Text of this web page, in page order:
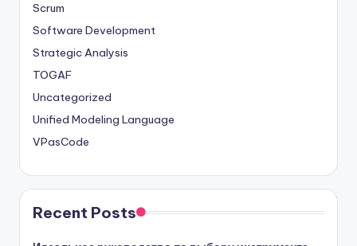
Scrum
Software Development
Strategic Analysis
TOGAF
Uncategorized
Unified Modeling Language
VPasCode
Recent Posts